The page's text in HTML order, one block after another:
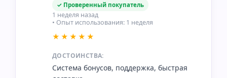
✓ Проверенный покупатель
1 неделя назад
• Опыт использования: 1 неделя
★★★★★
ДОСТОИНСТВА:
Система бонусов, поддержка, быстрая